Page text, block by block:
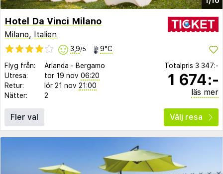
Hotel Da Vinci Milano
Milano, Italien
3,9/5 9°C
Flyg från: Arlanda - Bergamo
Utresa:
tor 19 nov 06:20
Retur:
lör 21 nov 21:00
Nätter:
2
Totalpris 3 347:-
1 674:-
läs mer
Fler val Välj resa